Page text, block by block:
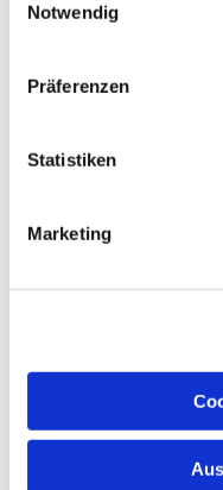
Notwendig
Präferenzen
Statistiken
Marketing